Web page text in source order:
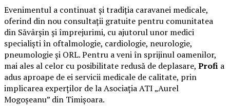
Evenimentul a continuat și tradiția caravanei medicale,
oferind din nou consultații gratuite pentru comunitatea
din Săvârșin și împrejurimi, cu ajutorul unor medici
specialiști în oftalmologie, cardiologie, neurologie,
pneumologie și ORL. Pentru a veni în sprijinul oamenilor,
mai ales al celor cu posibilitate redusă de deplasare, Profi a
adus aproape de ei servicii medicale de calitate, prin
implicarea experților de la Asociația ATI „Aurel
Mogoșeanu” din Timișoara.